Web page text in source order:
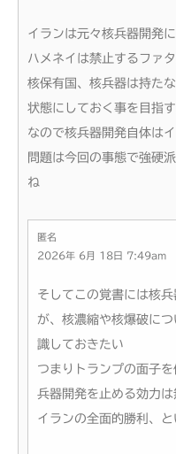
イランは元々核兵器開発
ハメネイは禁止するファ
核保有国、核兵器は持た
状態にしておく事を目指
なので核兵器開発自体は
問題は今回の事態で強硬
ね
匿名
2026年 6月 18日 7:49am
そしてこの覚書には核
が、核濃縮や核爆破に
識しておきたい
つまりトランプの面子
兵器開発を止める効力は
イランの全面的勝利、